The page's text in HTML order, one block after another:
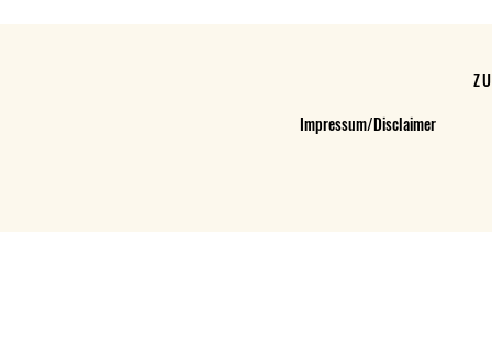
Impressum/Disclaimer